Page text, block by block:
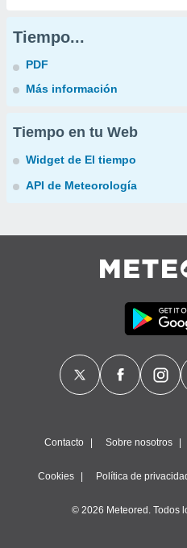
Tiempo...
PDF
Más información
Tiempo en tu Web
Widget de El tiempo
API de Meteorología
Contacto Sobre nosotros
Cookies Política de
© 2026 Meteored. Todos